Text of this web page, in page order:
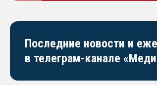
Последние новости и
в телеграм-канале